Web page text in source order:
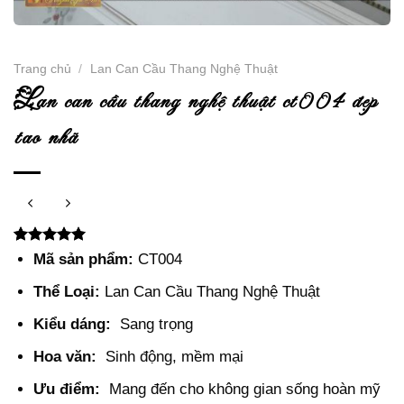
Trang chủ / Lan Can Cầu Thang Nghệ Thuật
lan can cầu thang nghệ thuật ct004 đẹp
tao nhã
5.00trên 5
dựa trên
2
đánh giá
Mã sản phẩm: CT004
Thể Loại: Lan Can Cầu Thang Nghệ Thuật
Kiểu dáng:
Sang trọng
Hoa văn:
Sinh động, mềm mại
Ưu điểm:
Mang đến cho không gian sống hoàn mỹ